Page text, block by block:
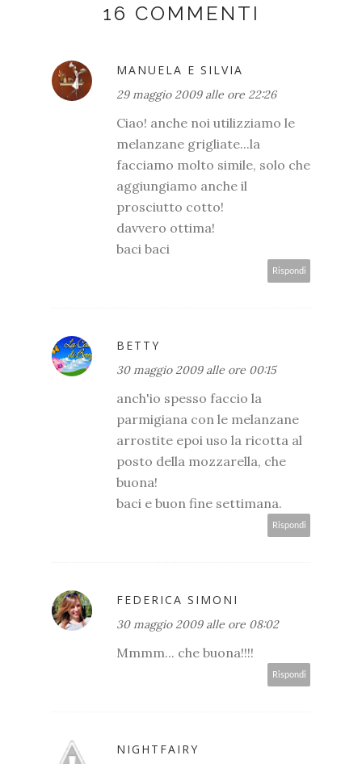
16 COMMENTI
MANUELA E SILVIA
29 maggio 2009 alle ore 22:26
Ciao! anche noi utilizziamo le
melanzane grigliate...la
facciamo molto simile, solo che
aggiungiamo anche il
prosciutto cotto!
davvero ottima!
baci baci
Rispondi
BETTY
30 maggio 2009 alle ore 00:15
anch'io spesso faccio la
parmigiana con le melanzane
arrostite epoi uso la ricotta al
posto della mozzarella, che
buona!
baci e buon fine settimana.
Rispondi
FEDERICA SIMONI
30 maggio 2009 alle ore 08:02
Mmmm... che buona!!!!
Rispondi
NIGHTFAIRY